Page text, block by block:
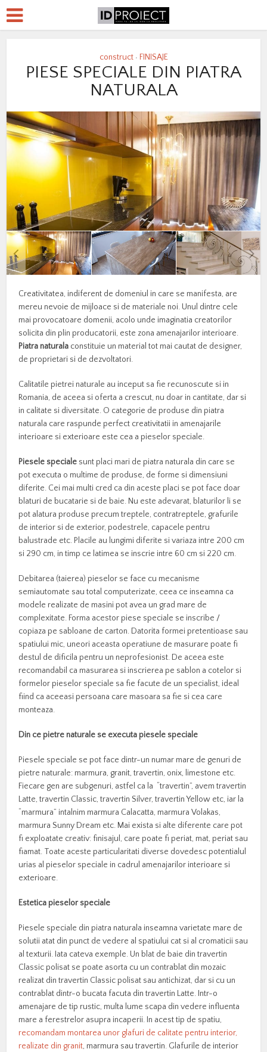
construct • FINISAJE
PIESE SPECIALE DIN PIATRA
NATURALA
Creativitatea, indiferent de domeniul in care se manifesta, are
mereu nevoie de mijloace si de materiale noi. Unul dintre cele
mai provocatoare domenii, acolo unde imaginatia creatorilor
solicita din plin producatorii, este zona amenajarilor interioare.
Piatra naturala constituie un material tot mai cautat de designer,
de proprietari si de dezvoltatori.
Calitatile pietrei naturale au inceput sa fie recunoscute si in
Romania, de aceea si oferta a crescut, nu doar in cantitate, dar si
in calitate si diversitate. O categorie de produse din piatra
naturala care raspunde perfect creativitatii in amenajarile
interioare si exterioare este cea a pieselor speciale.
Piesele speciale sunt placi mari de piatra naturala din care se
pot executa o multime de produse, de forme si dimensiuni
diferite. Cei mai multi cred ca din aceste placi se pot face doar
blaturi de bucatarie si de baie. Nu este adevarat, blaturilor li se
pot alatura produse precum treptele, contratreptele, grafurile
de interior si de exterior, podestrele, capacele pentru
balustrade etc. Placile au lungimi diferite si variaza intre 200 cm
si 290 cm, in timp ce latimea se inscrie intre 60 cm si 220 cm.
Debitarea (taierea) pieselor se face cu mecanisme
semiautomate sau total computerizate, ceea ce inseamna ca
modele realizate de masini pot avea un grad mare de
complexitate. Forma acestor piese speciale se inscribe /
copiaza pe sabloane de carton. Datorita formei pretentioase sau
spatiului mic, uneori aceasta operatiune de masurare poate fi
destul de dificila pentru un neprofesionist. De aceea este
recomandabil ca masurarea si inscrierea pe sablon a cotelor si
formelor pieselor speciale sa fie facute de un specialist, ideal
fiind ca aceeasi persoana care masoara sa fie si cea care
monteaza.
Din ce pietre naturale se executa piesele speciale
Piesele speciale se pot face dintr-un numar mare de genuri de
pietre naturale: marmura, granit, travertin, onix, limestone etc.
Fiecare gen are subgenuri, astfel ca la “travertin”, avem travertin
Latte, travertin Classic, travertin Silver, travertin Yellow etc, iar la
“marmura” intalnim marmura Calacatta, marmura Volakas,
marmura Sunny Dream etc. Mai exista si alte diferente care pot
fi exploatate creativ: finisajul, care poate fi periat, mat, periat sau
fiamat. Toate aceste particularitati diverse dovedesc potentialul
urias al pieselor speciale in cadrul amenajarilor interioare si
exterioare.
Estetica pieselor speciale
Piesele speciale din piatra naturala inseamna varietate mare de
solutii atat din punct de vedere al spatiului cat si al cromaticii sau
al texturii. Iata cateva exemple. Un blat de baie din travertin
Classic polisat se poate asorta cu un contrablat din mozaic
realizat din travertin Classic polisat sau antichizat, dar si cu un
contrablat dintr-o bucata facuta din travertin Latte. Intr-o
amenajare de tip rustic, multa lume scapa din vedere influenta
mare a ferestrelor asupra incaperii. In acest tip de spatiu,
recomandam montarea unor glafuri de calitate pentru interior,
realizate din granit, marmura sau travertin. Glafurile de interior